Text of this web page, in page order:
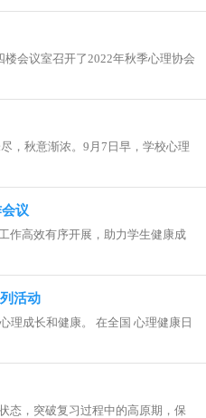
会议室召开了2022年秋季心理协会
，秋意渐浓。9月7日早，学校心理
议
作高效有序开展，助力学生健康成
活动
理成长和健康。 在全国 心理健康日
态，突破复习过程中的高原期，保